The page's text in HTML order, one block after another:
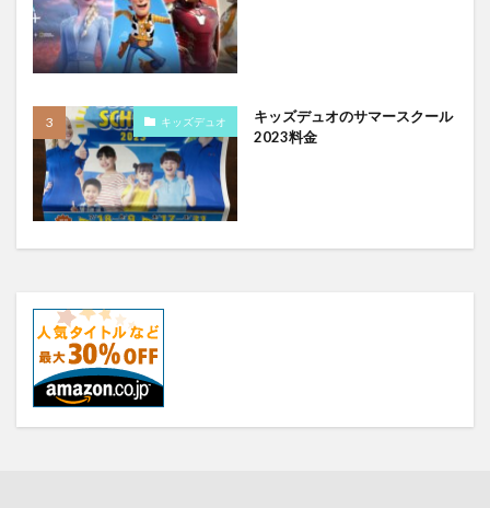
キッズデュオ
キッズデュオのサマースクール
2023料金